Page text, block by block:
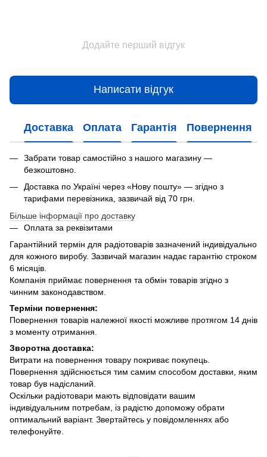
Додайте перший відгук
Написати відгук
Доставка Оплата Гарантія Повернення
Забрати товар самостійно з нашого магазину —
безкоштовно.
Доставка по Україні через «Нову пошту» — згідно з
тарифами перевізника, зазвичай від 70 грн.
Більше інформації про доставку
Оплата за реквізитами
Гарантійний термін для радіотоварів зазначений індивідуально
для кожного виробу. Зазвичай магазин надає гарантію строком
6 місяців.
Компанія приймає повернення та обмін товарів згідно з
чинним законодавством.
Терміни повернення:
Повернення товарів належної якості можливе протягом 14 днів
з моменту отримання.
Зворотна доставка:
Витрати на повернення товару покриває покупець.
Повернення здійснюється тим самим способом доставки, яким
товар був надісланий.
Оскільки радіотовари мають відповідати вашим
індивідуальним потребам, із радістю допоможу обрати
оптимальний варіант. Звертайтесь у повідомленнях або
телефонуйте.